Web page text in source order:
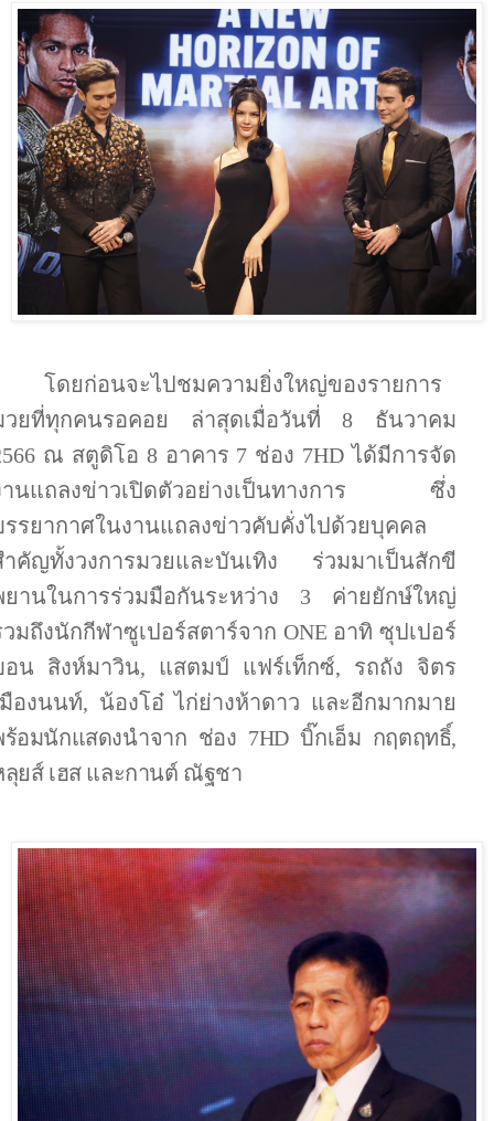
โดยก่อนจะไปชมความยิ่งใหญ่ของรายการ
วยที่ทุกคนรอคอย ล่าสุดเมื่อวันที่8 ธันวาคม
ณ สตูดิโอ 8 อาคาร 7 ช่อง 7HDได้มีการจัด
านแถลงข่าวเปิดตัวอย่างเป็นทางการ ซึ่ง
รรยากาศในงานแถลงข่าวคับคั่งไปด้วยบุคคล
ำคัญทั้งวงการมวยและบันเทิง ร่วมมาเป็นสักขี
ยานในการร่วมมือกันระหว่าง 3 ค่ายยักษ์ใหญ่
วมถึงนักกีฬาซูเปอร์สตาร์จาก ONE อาทิ ซุปเปอร์
อน สิงห์มาวิน, แสตมป์ แฟร์เท็กซ์, รถถัง จิตร
มืองนนท์, น้องโอ๋ ไก่ย่างห้าดาว และอีกมากมาย
ร้อมนักแสดงนำจาก ช่อง 7HDบิ๊กเอ็ม กฤตฤทธิ์,
ยส์ เฮส และกานต์ ณัฐชา